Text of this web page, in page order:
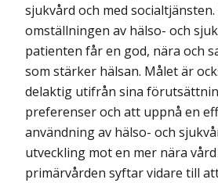
sjukvård och med
omställningen av hälso- och
patienten får en god, nära och
som stärker hälsan. Målet är
delaktig utifrån sina
preferenser och att uppnå en
användning av hälso- och
utveckling mot en mer nära
primärvården syftar vidare till